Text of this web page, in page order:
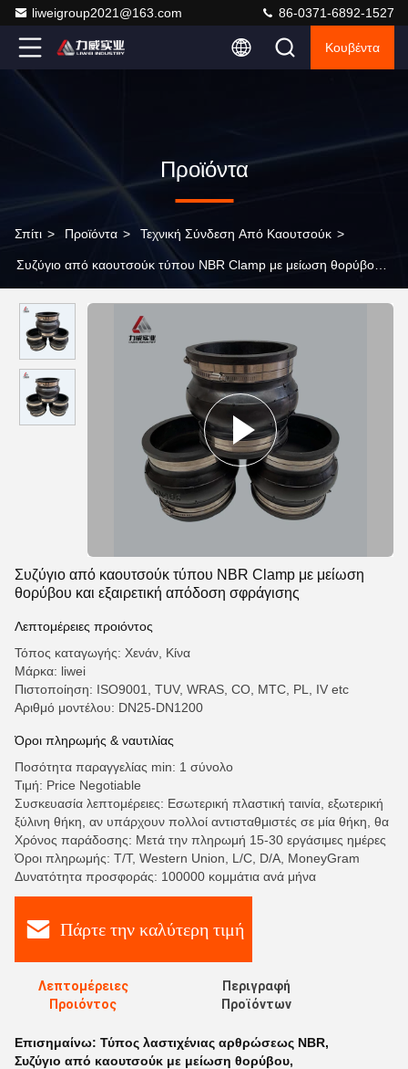
liweigroup2021@163.com 86-0371-6892-1527
Κουβέντα
Προϊόντα
Σπίτι > Προϊόντα > Τεχνική Σύνδεση Από Καουτσούκ >
Συζύγιο από καουτσούκ τύπου NBR Clamp με μείωση θορύβου
Συζύγιο από καουτσούκ τύπου NBR Clamp με μείωση
θορύβου και εξαιρετική απόδοση σφράγισης
Λεπτομέρειες προιόντος
Τόπος καταγωγής: Χενάν, Κίνα
Μάρκα: liwei
Πιστοποίηση: ISO9001, TUV, WRAS, CO, MTC, PL, IV etc
Αριθμό μοντέλου: DN25-DN1200
Όροι πληρωμής & ναυτιλίας
Ποσότητα παραγγελίας min: 1 σύνολο
Τιμή: Price Negotiable
Συσκευασία λεπτομέρειες: Εσωτερική πλαστική ταινία, εξωτερική
ξύλινη θήκη, αν υπάρχουν πολλοί αντισταθμιστές σε μία θήκη, θα
Χρόνος παράδοσης: Μετά την πληρωμή 15-30 εργάσιμες ημέρες
Όροι πληρωμής: T/T, Western Union, L/C, D/A, MoneyGram
Δυνατότητα προσφοράς: 100000 κομμάτια ανά μήνα
Πάρτε την καλύτερη τιμή
Λεπτομέρειες
Προιόντος
Περιγραφή
Προϊόντων
Επισημαίνω: Τύπος λαστιχένιας αρθρώσεως NBR,
Συζύγιο από καουτσούκ με μείωση θορύβου,